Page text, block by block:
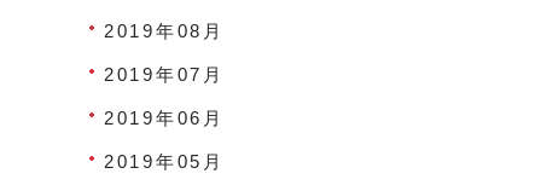
2019年08月
2019年07月
2019年06月
2019年05月